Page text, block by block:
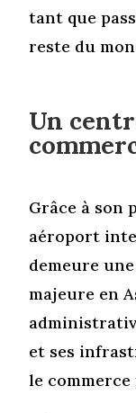
tant que
reste du
Un
Grâce à son
aéroport
demeure
majeure en
et ses
le